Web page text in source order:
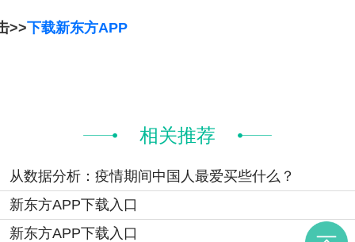
>>下载新东方APP
相关推荐
从数据分析：疫情期间中国人最爱买些什么？
新东方APP下载入口
新东方APP下载入口